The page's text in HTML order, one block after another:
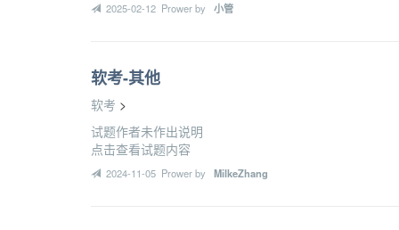
2025-02-12 Prower by 小管
软考-其他
软考 >
试题作者未作出说明
点击查看试题内容
2024-11-05 Prower by MilkeZhang